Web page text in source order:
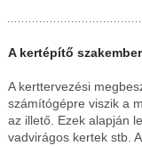
A kertépítő
A kerttervezési
számítógépre viszik a
az illető. Ezek alapján
vadvirágos kertek stb.